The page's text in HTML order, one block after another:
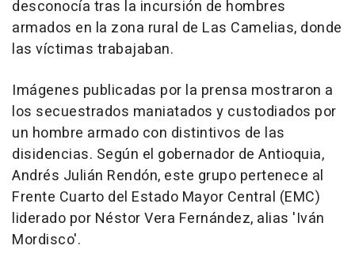
desconocía tras la incursión de hombres
armados en la zona rural de Las Camelias, donde
las víctimas trabajaban.
Imágenes publicadas por la prensa mostraron a
los secuestrados maniatados y custodiados por
un hombre armado con distintivos de las
disidencias. Según el gobernador de Antioquia,
Andrés Julián Rendón, este grupo pertenece al
Frente Cuarto del Estado Mayor Central (EMC)
liderado por Néstor Vera Fernández, alias 'Iván
Mordisco'.